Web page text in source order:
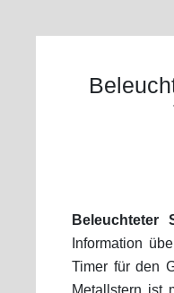
Beleuchteter
Information
Timer für den
Metallstern ist